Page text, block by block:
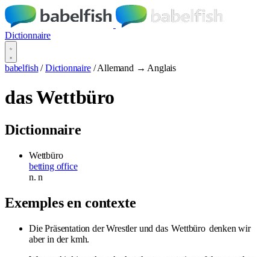
Dictionnaire
babelfish / Dictionnaire / Allemand → Anglais
das Wettbüro
Dictionnaire
Wettbüro
betting office
n.n
Exemples en contexte
Die Präsentation der Wrestler und das Wettbüro denken wir
aber in der kmh.